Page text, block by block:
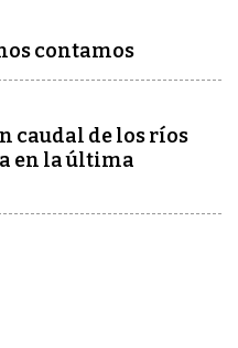
contamos
caudal de los ríos
en la última